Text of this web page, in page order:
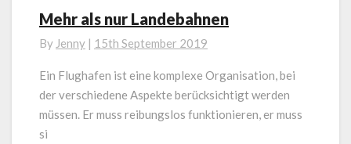
Mehr
nur
Landebahnen
Mehr als nur Landebahnen
By Jenny | 15th September 2019
Ein Flughafen ist eine komplexe Organisation, bei
der verschiedene Aspekte berücksichtigt werden
müssen. Er muss reibungslos funktionieren, er muss
si